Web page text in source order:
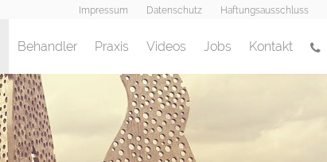
Impressum Datenschutz Haftungsausschluss
Behandler Praxis Videos Jobs Kontakt